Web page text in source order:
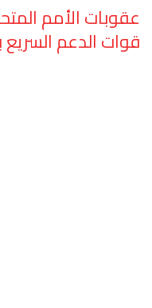
عقوبات الأمم
قوات الدعم